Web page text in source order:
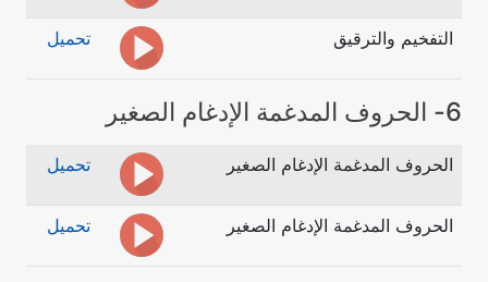
التفخيم والترقيق تحميل
6- الحروف المدغمة الإدغام الصغير
الحروف المدغمة الإدغام الصغير تحميل
الحروف المدغمة الإدغام الصغير تحميل